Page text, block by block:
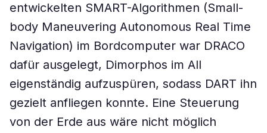
entwickelten SMART-Algorithmen (Small-
body Maneuvering Autonomous Real Time
Navigation) im Bordcomputer war DRACO
dafür ausgelegt, Dimorphos im All
eigenständig aufzuspüren, sodass DART ihn
gezielt anfliegen konnte. Eine Steuerung
von der Erde aus wäre nicht möglich